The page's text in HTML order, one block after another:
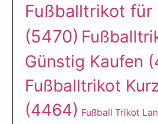
Fußballtrikot für
(5470)
Günstig Kaufen
Fußballtrikot
(4464) Fußball Trikot